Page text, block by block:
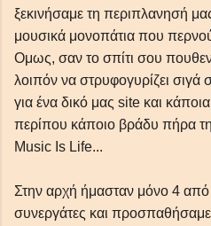
ξεκινήσαμε τη περιπλανησή
μουσικά μονοπάτια που
Ομως, σαν το σπίτι σου
λοιπόν να στρυφογυρίζει
για ένα δικό μας site και
περίπου κάποιο βράδυ πήρα
Music Is Life...
Στην αρχή ήμασταν μόνο 4 από
συνεργάτες και